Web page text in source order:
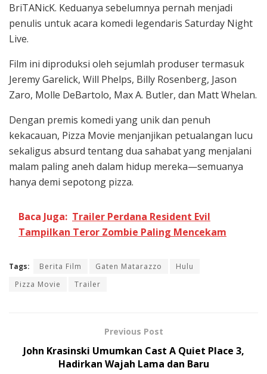
BriTANicK. Keduanya sebelumnya pernah menjadi
penulis untuk acara komedi legendaris Saturday Night
Live.
Film ini diproduksi oleh sejumlah produser termasuk
Jeremy Garelick, Will Phelps, Billy Rosenberg, Jason
Zaro, Molle DeBartolo, Max A. Butler, dan Matt Whelan.
Dengan premis komedi yang unik dan penuh
kekacauan, Pizza Movie menjanjikan petualangan lucu
sekaligus absurd tentang dua sahabat yang menjalani
malam paling aneh dalam hidup mereka—semuanya
hanya demi sepotong pizza.
Baca Juga: Trailer Perdana Resident Evil
Tampilkan Teror Zombie Paling Mencekam
Tags: Berita Film Gaten Matarazzo
Hulu
Pizza Movie
Trailer
Previous Post
John Krasinski Umumkan Cast A Quiet Place 3,
Hadirkan Wajah Lama dan Baru